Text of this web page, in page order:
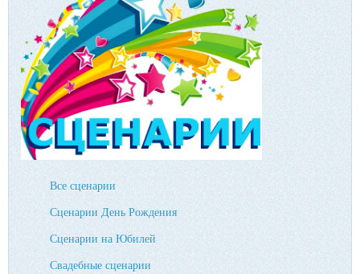
Все сценарии
Сценарии День Рождения
Сценарии на Юбилей
Свадебные сценарии